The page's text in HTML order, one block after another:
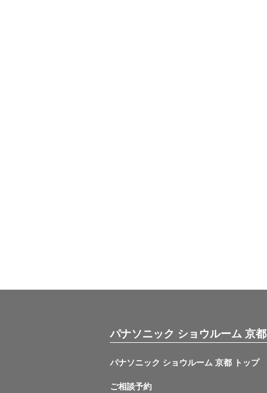
パナソニック ショウルーム 京都
パナソニック ショウルーム 京都 トップ
ご相談予約